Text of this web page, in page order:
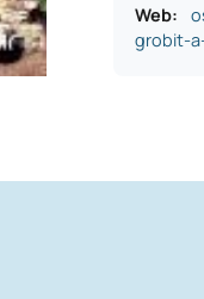
Web:
grobit-